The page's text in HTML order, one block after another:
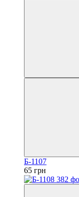
Б-1107
65 грн